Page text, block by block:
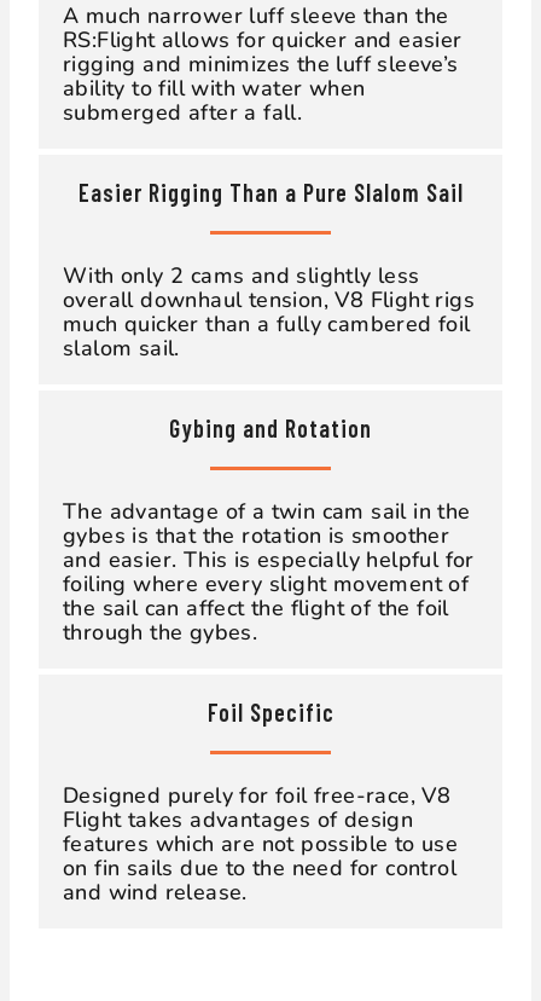
A much narrower luff sleeve than the
RS:Flight allows for quicker and easier
rigging and minimizes the luff sleeve’s
ability to fill with water when
submerged after a fall.
Easier Rigging Than a Pure Slalom Sail
With only 2 cams and slightly less
overall downhaul tension, V8 Flight rigs
much quicker than a fully cambered foil
slalom sail.
Gybing and Rotation
The advantage of a twin cam sail in the
gybes is that the rotation is smoother
and easier. This is especially helpful for
foiling where every slight movement of
the sail can affect the flight of the foil
through the gybes.
Foil Specific
Designed purely for foil free-race, V8
Flight takes advantages of design
features which are not possible to use
on fin sails due to the need for control
and wind release.